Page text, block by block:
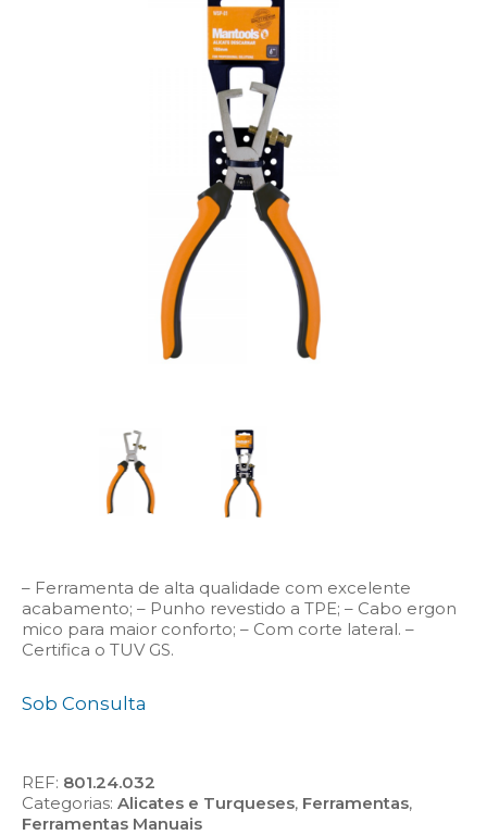
– Ferramenta de alta qualidade com excelente
acabamento; – Punho revestido a TPE; – Cabo ergon
mico para maior conforto; – Com corte lateral. –
Certifica o TUV GS.
Sob Consulta
REF: 801.24.032
Categorias: Alicates e Turqueses, Ferramentas,
Ferramentas Manuais